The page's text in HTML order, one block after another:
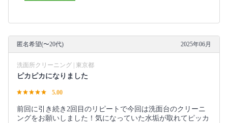
匿名希望(〜20代) 2025年06月
洗面所クリーニング | 東京都
ピカピカになりました
5.00
前回に引き続き2回目のリピートで今回は洗面台のクリーニ
ングをお願いしました！気になっていた水垢が取れてピッカ